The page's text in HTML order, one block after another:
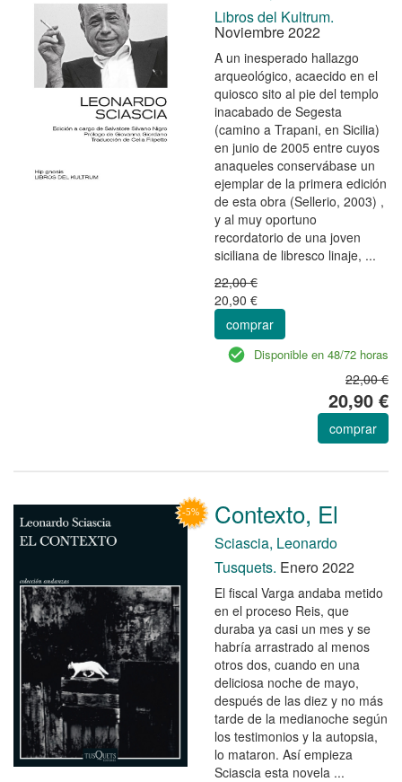
Libros del Kultrum.
Noviembre 2022
A un inesperado hallazgo
arqueológico, acaecido en el
quiosco sito al pie del templo
inacabado de Segesta
(camino a Trapani, en Sicilia)
en junio de 2005 entre cuyos
anaqueles conservábase un
ejemplar de la primera edición
de esta obra (Sellerio, 2003) ,
y al muy oportuno
recordatorio de una joven
siciliana de libresco linaje, ...
22,00 €
20,90 €
comprar
Disponible en 48/72 horas
22,00 €
20,90 €
comprar
Contexto, El
Sciascia, Leonardo
Tusquets. Enero 2022
El fiscal Varga andaba metido
en el proceso Reis, que
duraba ya casi un mes y se
habría arrastrado al menos
otros dos, cuando en una
deliciosa noche de mayo,
después de las diez y no más
tarde de la medianoche según
los testimonios y la autopsia,
lo mataron. Así empieza
Sciascia esta novela ...